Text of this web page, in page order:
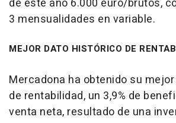
3 mensualidades en variable.
MEJOR DATO HISTÓRICO DE
Mercadona ha obtenido su
de rentabilidad, un 3,9% de
venta neta, resultado de una